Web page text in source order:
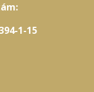
1-15